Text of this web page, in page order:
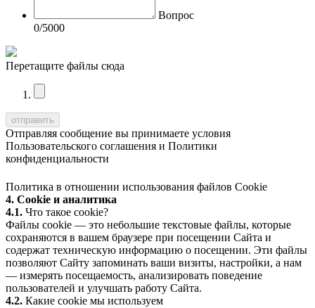
Вопрос
0/5000
Перетащите файлы сюда
Отправляя сообщение вы принимаете условия
Пользовательского соглашения и Политики
конфиденциальности
Политика в отношении использования файлов Cookie
4. Cookie и аналитика
4.1. Что такое cookie?
Файлы cookie — это небольшие текстовые файлы, которые
сохраняются в вашем браузере при посещении Сайта и
содержат техническую информацию о посещении. Эти файлы
позволяют Сайту запоминать ваши визиты, настройки, а нам
— измерять посещаемость, анализировать поведение
пользователей и улучшать работу Сайта.
4.2. Какие cookie мы используем